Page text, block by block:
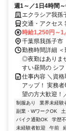
週1～／1日4時間
エクラシア我孫
交通・アクセス
時給1,250円～
千葉県我孫子市
勤務時間詳細
◎夜勤はありま
すい昼間の シ
仕事内容 ＼資
アップ！ 実務
望の方大歓迎
制服あり 業界未経験
副業・WワークOK
バイク通勤OK
学歴
未経験者歓迎
午前